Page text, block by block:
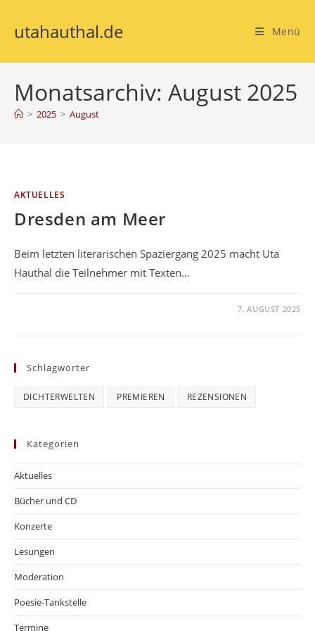
utahauthal.de Menü
Monatsarchiv: August 2025
> 2025 > August
AKTUELLES
Dresden am Meer
Beim letzten literarischen Spaziergang 2025 macht Uta
Hauthal die Teilnehmer mit Texten…
7. AUGUST 2025
Schlagwörter
DICHTERWELTEN PREMIEREN REZENSIONEN
Kategorien
Aktuelles
Bücher und CD
Konzerte
Lesungen
Moderation
Poesie-Tankstelle
Termine